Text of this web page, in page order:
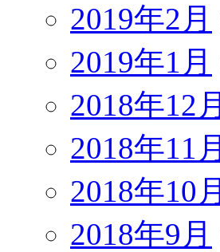
2019年2月
2019年1月
2018年12月
2018年11月
2018年10月
2018年9月